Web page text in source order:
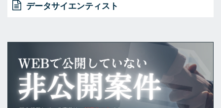
データサイエンティスト